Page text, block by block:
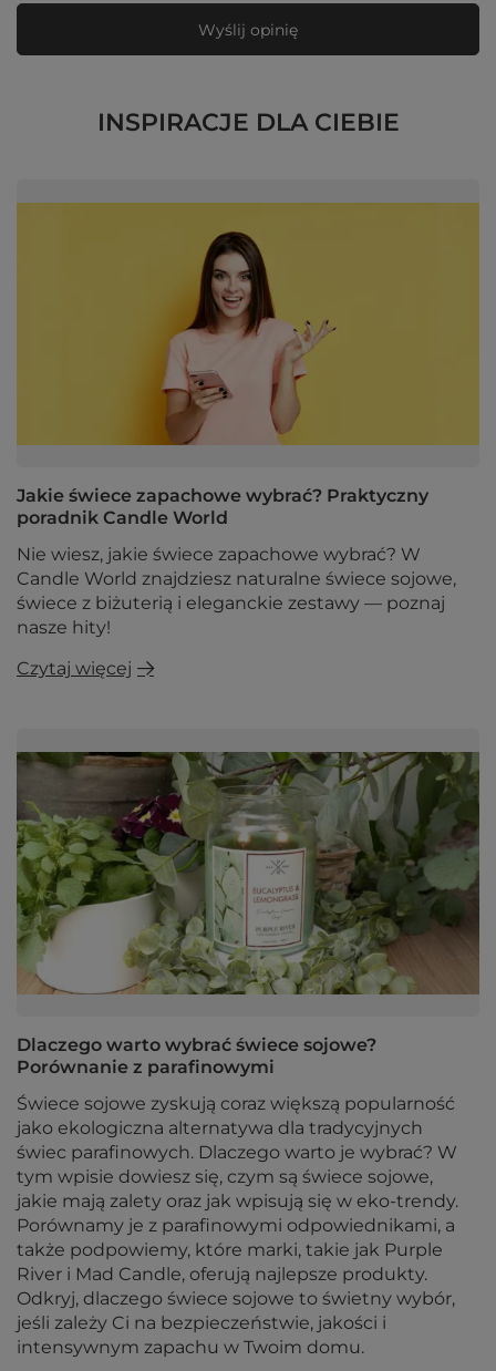
Wyślij opinię
INSPIRACJE DLA CIEBIE
Jakie świece zapachowe wybrać? Praktyczny
poradnik Candle World
Nie wiesz, jakie świece zapachowe wybrać? W
Candle World znajdziesz naturalne świece sojowe,
świece z biżuterią i eleganckie zestawy — poznaj
nasze hity!
Czytaj więcej
Dlaczego warto wybrać świece sojowe?
Porównanie z parafinowymi
Świece sojowe zyskują coraz większą popularność
jako ekologiczna alternatywa dla tradycyjnych
świec parafinowych. Dlaczego warto je wybrać? W
tym wpisie dowiesz się, czym są świece sojowe,
jakie mają zalety oraz jak wpisują się w eko-trendy.
Porównamy je z parafinowymi odpowiednikami, a
także podpowiemy, które marki, takie jak Purple
River i Mad Candle, oferują najlepsze produkty.
Odkryj, dlaczego świece sojowe to świetny wybór,
jeśli zależy Ci na bezpieczeństwie, jakości i
intensywnym zapachu w Twoim domu.